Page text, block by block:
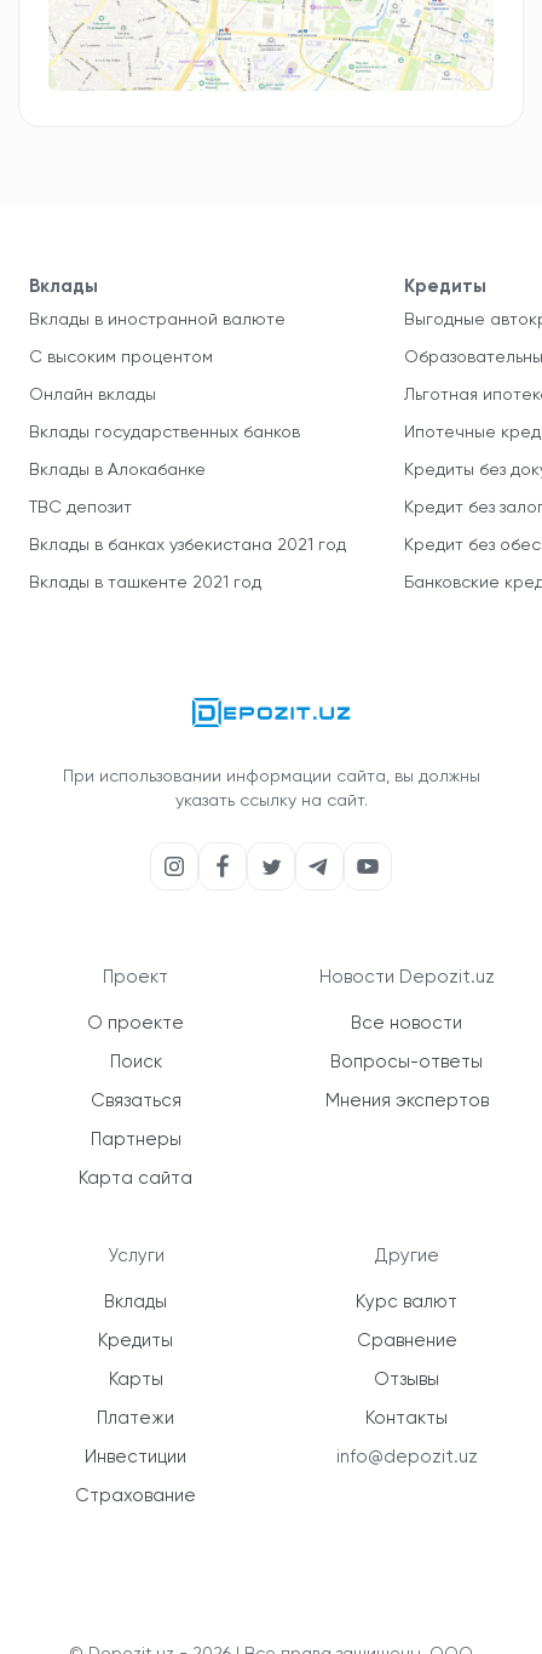
Вклады
Вклады в иностранной валюте
С высоким процентом
Онлайн вклады
Вклады государственных банков
Вклады в Алокабанке
TBC депозит
Вклады в банках узбекистана 2021 год
Вклады в ташкенте 2021 год
Кредиты
Выгодные
Льготная
Ипотечные
Кредиты без
Кредит без
Кредит без
Банковские
При использовании информации сайта, вы должны
указать ссылку на сайт.
Проект
О проекте
Поиск
Связаться
Партнеры
Карта сайта
Услуги
Вклады
Кредиты
Карты
Платежи
Инвестиции
Страхование
Новости Depozit.uz
Все новости
Вопросы-ответы
Мнения экспертов
Другие
Курс валют
Сравнение
Отзывы
Контакты
info@depozit.uz